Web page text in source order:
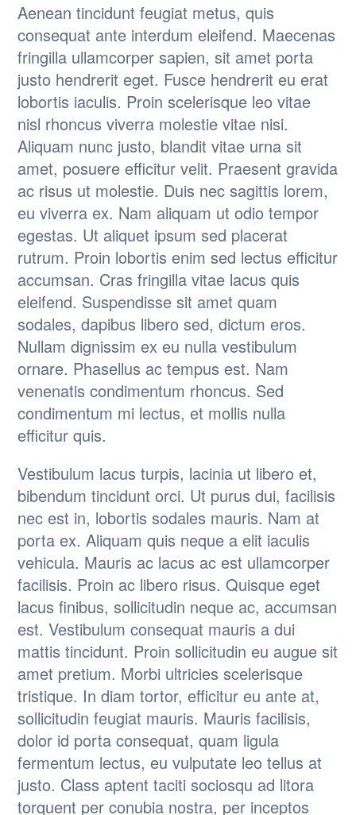
Aenean tincidunt feugiat metus, quis
consequat ante interdum eleifend. Maecenas
fringilla ullamcorper sapien, sit amet porta
justo hendrerit eget. Fusce hendrerit eu erat
lobortis iaculis. Proin scelerisque leo vitae
nisl rhoncus viverra molestie vitae nisi.
Aliquam nunc justo, blandit vitae urna sit
amet, posuere efficitur velit. Praesent gravida
ac risus ut molestie. Duis nec sagittis lorem,
eu viverra ex. Nam aliquam ut odio tempor
egestas. Ut aliquet ipsum sed placerat
rutrum. Proin lobortis enim sed lectus efficitur
accumsan. Cras fringilla vitae lacus quis
eleifend. Suspendisse sit amet quam
sodales, dapibus libero sed, dictum eros.
Nullam dignissim ex eu nulla vestibulum
ornare. Phasellus ac tempus est. Nam
venenatis condimentum rhoncus. Sed
condimentum mi lectus, et mollis nulla
efficitur quis.
Vestibulum lacus turpis, lacinia ut libero et,
bibendum tincidunt orci. Ut purus dui, facilisis
nec est in, lobortis sodales mauris. Nam at
porta ex. Aliquam quis neque a elit iaculis
vehicula. Mauris ac lacus ac est ullamcorper
facilisis. Proin ac libero risus. Quisque eget
lacus finibus, sollicitudin neque ac, accumsan
est. Vestibulum consequat mauris a dui
mattis tincidunt. Proin sollicitudin eu augue sit
amet pretium. Morbi ultricies scelerisque
tristique. In diam tortor, efficitur eu ante at,
sollicitudin feugiat mauris. Mauris facilisis,
dolor id porta consequat, quam ligula
fermentum lectus, eu vulputate leo tellus at
justo. Class aptent taciti sociosqu ad litora
torquent per conubia nostra, per inceptos